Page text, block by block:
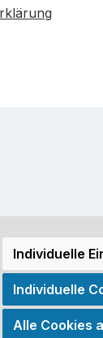
=
Individuelle
Individuelle
Alle Cookies